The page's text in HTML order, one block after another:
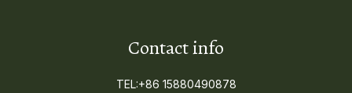
Contact info
TEL:+86 15880490878